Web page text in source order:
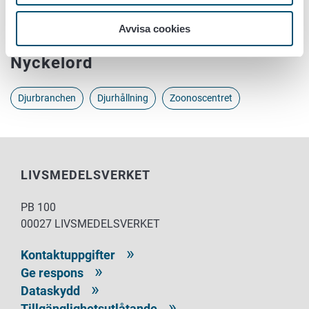
Avvisa cookies
Nyckelord
Djurbranchen Djurhållning Zoonoscentret
LIVSMEDELSVERKET
PB 100
00027 LIVSMEDELSVERKET
Kontaktuppgifter
Ge respons
Dataskydd